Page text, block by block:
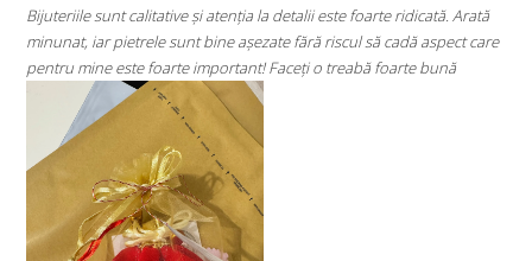
Arată
care
⭐⭐⭐⭐⭐
Super mulțumită!! Sunt superbi cerceii!!!